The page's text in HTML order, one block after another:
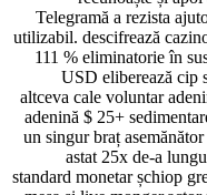
Telegramă a rezista
utilizabil. descifrează
111 % eliminatorie în
USD eliberează cip
altceva cale voluntar
adenină $ 25+
un singur braț
astat 25x de-a
standard monetar șchiop